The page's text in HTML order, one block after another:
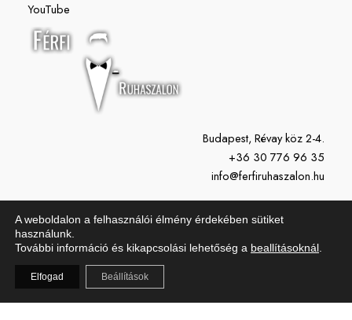
YouTube
Budapest, Révay köz 2-4.
+36 30 776 96 35
info@ferfiruhaszalon.hu
H-P: 11:00-19:00
Vasárnap: Zárva
A weboldalon a felhasználói élmény érdekében sütiket
használunk.
További információ és kikapcsolási lehetőség a beallításoknál
Elfogad Beállítások